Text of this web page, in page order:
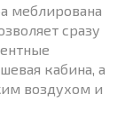
меблирована
сразу
кабина, а
воздухом и